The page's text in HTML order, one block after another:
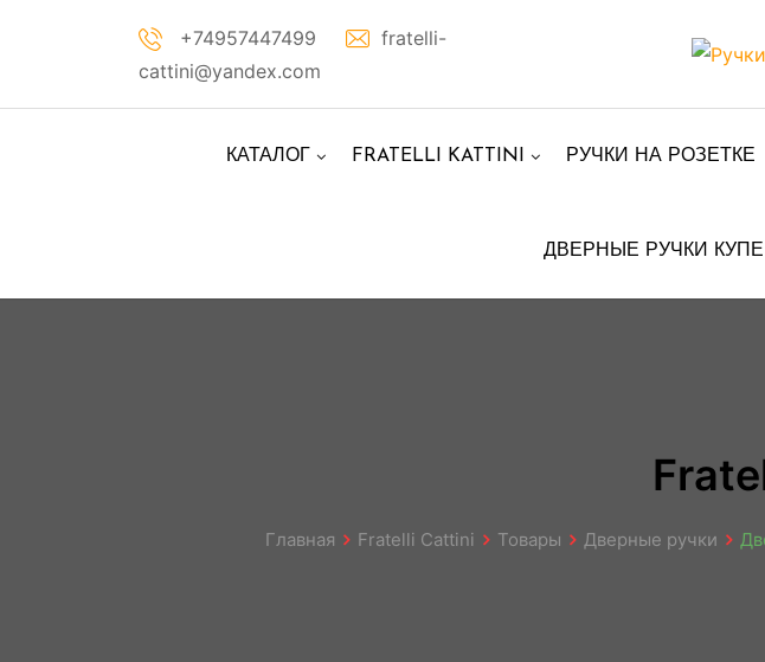
+74957447499
fratelli-
cattini@yandex.com
КАТАЛОГ FRATELLI KATTINI РУЧКИ НА РОЗЕТКЕ
ДВЕРНЫЕ РУЧКИ КУПЕ
Главная Fratelli Cattini Товары Дверные ручки